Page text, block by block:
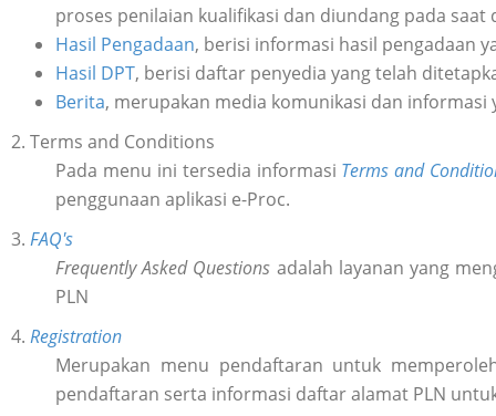
proses penilaian kualifikasi dan diundang pada
Hasil Pengadaan, berisi informasi hasil pengadaan
Hasil DPT, berisi daftar penyedia yang telah
Berita, merupakan media komunikasi dan
2. Terms and Conditions
Pada menu ini tersedia informasi Terms and
penggunaan aplikasi e-Proc.
3. FAQ's
Frequently Asked Questions adalah layanan yang
PLN
4. Registration
Merupakan menu pendaftaran untuk
pendaftaran serta informasi daftar alamat PLN